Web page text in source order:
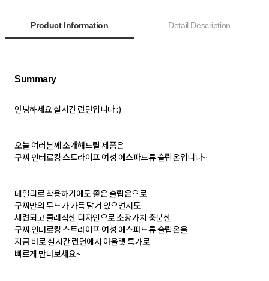
Product Information Detail Description
Summary
안녕하세요 실시간 런던입니다 :)
오늘 여러분께 소개해드릴 제품은
구찌 인터로킹 스트라이프 여성 에스파드류 슬립온입니다~
데일리로 착용하기에도 좋은 슬립온으로
구찌만의 무드가 가득 담겨 있으면서도
세련되고 클래식한 디자인으로 소장가치 충분한
구찌 인터로킹 스트라이프 여성 에스파드류 슬립온을
지금 바로 실시간 런던에서 아울렛 특가로
빠르게 만나보세요~